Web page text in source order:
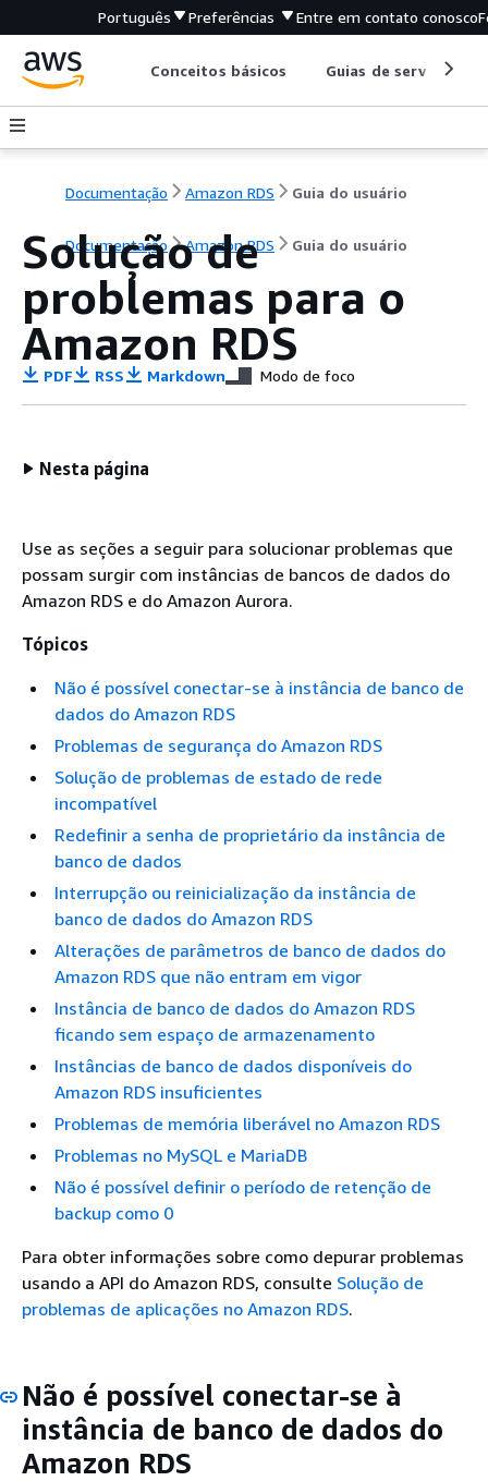
Português Preferências Entre em contato conosco
Conceitos básicos Guias de serviço
Documentação Amazon RDS Guia do usuário
Documentação Amazon RDS Guia do usuário
Solução de
problemas para o
Amazon RDS
PDF RSS Markdown Modo de foco
Nesta página
Use as seções a seguir para solucionar problemas que
possam surgir com instâncias de bancos de dados do
Amazon RDS e do Amazon Aurora.
Tópicos
Não é possível conectar-se à instância de banco de
dados do Amazon RDS
Problemas de segurança do Amazon RDS
Solução de problemas de estado de rede
incompatível
Redefinir a senha de proprietário da instância de
banco de dados
Interrupção ou reinicialização da instância de
banco de dados do Amazon RDS
Alterações de parâmetros de banco de dados do
Amazon RDS que não entram em vigor
Instância de banco de dados do Amazon RDS
ficando sem espaço de armazenamento
Instâncias de banco de dados disponíveis do
Amazon RDS insuficientes
Problemas de memória liberável no Amazon RDS
Problemas no MySQL e MariaDB
Não é possível definir o período de retenção de
backup como 0
Para obter informações sobre como depurar problemas
usando a API do Amazon RDS, consulte Solução de
problemas de aplicações no Amazon RDS.
Não é possível conectar-se à
instância de banco de dados do
Amazon RDS